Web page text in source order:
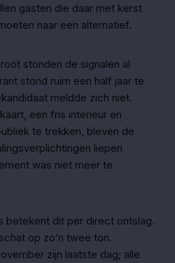
gasten die daar met kerst
naar een alternatief.
stonden de signalen al
stond ruim een half jaar te
meldde zich niet.
een fris interieur en
te trekken, bleven de
liepen
was niet meer te
betekent dit per direct ontslag.
op zo’n twee ton.
zijn laatste dag; alle